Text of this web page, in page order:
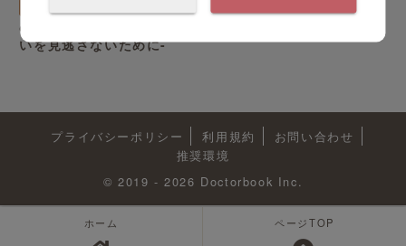
めまいの鑑別 -中枢性めま
いを見逃さないために-
プライバシーポリシー 利用規約
お問い合わせ
推奨環境
© 2019 - 2026 Doctorbook Inc.
ホーム ページTOP